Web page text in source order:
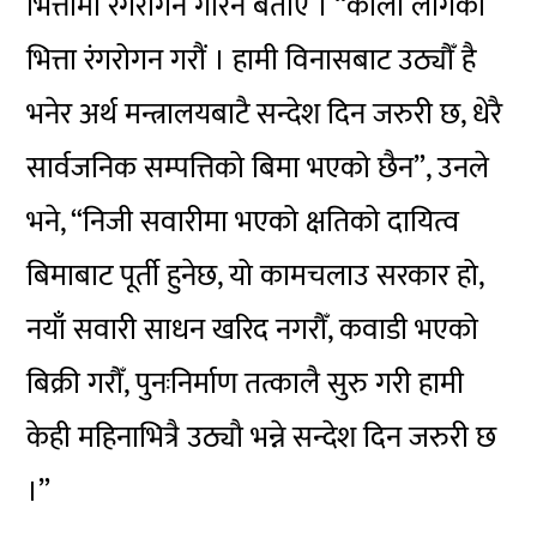
भित्ता रंगरोगन गरौं । हामी विनासबाट उठ्यौँ है
भनेर अर्थ मन्त्रालयबाटै सन्देश दिन जरुरी छ, धेरै
सार्वजनिक सम्पत्तिको बिमा भएको छैन”, उनले
भने, “निजी सवारीमा भएको क्षतिको दायित्व
बिमाबाट पूर्ती हुनेछ, यो कामचलाउ सरकार हो,
नयाँ सवारी साधन खरिद नगरौँ, कवाडी भएको
बिक्री गरौँ, पुनःनिर्माण तत्कालै सुरु गरी हामी
केही महिनाभित्रै उठ्यौ भन्ने सन्देश दिन जरुरी छ
।”